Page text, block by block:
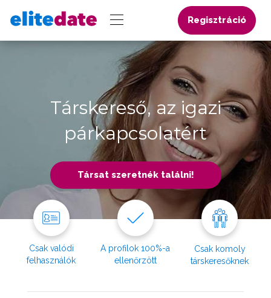
Regisztráció
Társkereső, az igazi
párkapcsolatért
Társat szeretnék találni!
Csak valódi
felhasználók
A profilok 100%-a
ellenőrzött
Csak komoly
társkeresőknek